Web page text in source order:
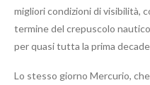
migliori condizioni di visibilità,
termine del crepuscolo
per quasi tutta la prima
Lo stesso giorno Mercurio,